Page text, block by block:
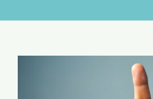
Aktion